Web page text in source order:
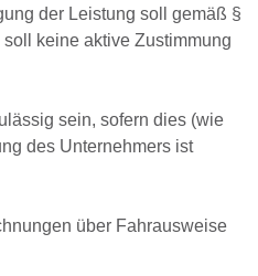
der Leistung soll gemäß §
keine aktive Zustimmung
sein, sofern dies (wie
des Unternehmers ist
über Fahrausweise